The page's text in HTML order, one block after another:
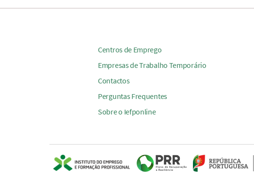
Centros de Emprego
Empresas de Trabalho Temporário
Contactos
Perguntas Frequentes
Sobre o Iefponline